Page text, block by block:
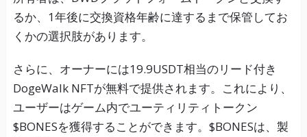
るか、1年後に交換資格年齢に達するまで保管してお
くかの選択肢があります。
さらに、オーナーには19.9USDT相当のリード付き
DogeWalk NFTが無料で提供されます。これにより、
ユーザーはゲーム内でユーティリティトークン
$BONESを獲得することができます。$BONESは、製